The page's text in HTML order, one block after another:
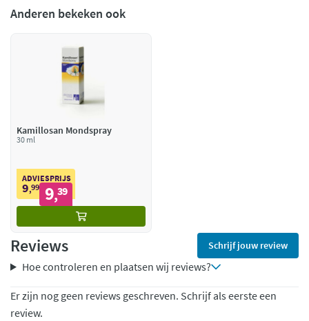
Anderen bekeken ook
Kamillosan Mondspray
30 ml
ADVIESPRIJS
9,99 9,39
Reviews Schrijf jouw review
Hoe controleren en plaatsen wij reviews?
Er zijn nog geen reviews geschreven. Schrijf als eerste een
review.